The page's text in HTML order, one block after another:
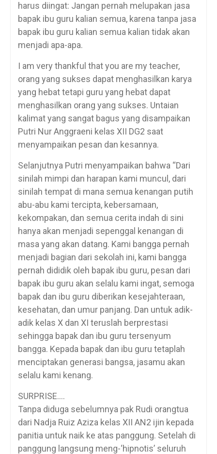
harus diingat: Jangan pernah melupakan jasa
bapak ibu guru kalian semua, karena tanpa jasa
bapak ibu guru kalian semua kalian tidak akan
menjadi apa-apa.
I am very thankful that you are my teacher,
orang yang sukses dapat menghasilkan karya
yang hebat tetapi guru yang hebat dapat
menghasilkan orang yang sukses. Untaian
kalimat yang sangat bagus yang disampaikan
Putri Nur Anggraeni kelas XII DG2 saat
menyampaikan pesan dan kesannya.
Selanjutnya Putri menyampaikan bahwa “Dari
sinilah mimpi dan harapan kami muncul, dari
sinilah tempat di mana semua kenangan putih
abu-abu kami tercipta, kebersamaan,
kekompakan, dan semua cerita indah di sini
hanya akan menjadi sepenggal kenangan di
masa yang akan datang. Kami bangga pernah
menjadi bagian dari sekolah ini, kami bangga
pernah dididik oleh bapak ibu guru, pesan dari
bapak ibu guru akan selalu kami ingat, semoga
bapak dan ibu guru diberikan kesejahteraan,
kesehatan, dan umur panjang. Dan untuk adik-
adik kelas X dan XI teruslah berprestasi
sehingga bapak dan ibu guru tersenyum
bangga. Kepada bapak dan ibu guru tetaplah
menciptakan generasi bangsa, jasamu akan
selalu kami kenang.
SURPRISE….
Tanpa diduga sebelumnya pak Rudi orangtua
dari Nadja Ruiz Aziza kelas XII AN2 ijin kepada
panitia untuk naik ke atas panggung. Setelah di
panggung langsung meng-‘hipnotis’ seluruh